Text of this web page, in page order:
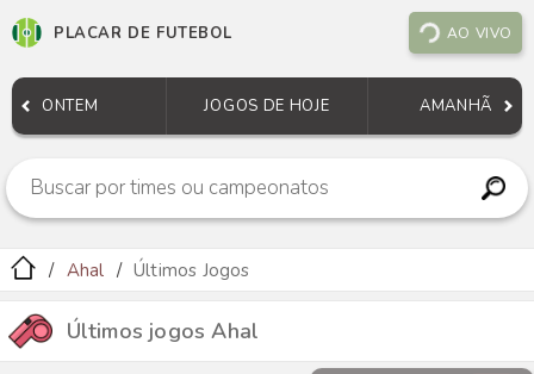
PLACAR DE FUTEBOL AO VIVO
ONTEM JOGOS DE HOJE AMANHÃ
Ahal Últimos Jogos
Últimos jogos Ahal